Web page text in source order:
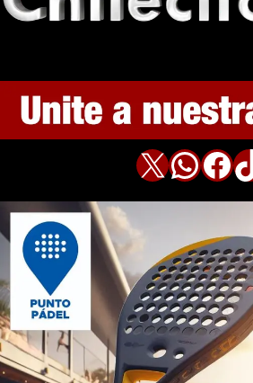
X WhatsApp Facebook TikTok